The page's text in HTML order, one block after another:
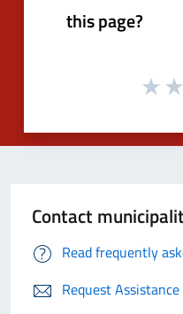
this page?
Contact
Read frequently
Request Assistance